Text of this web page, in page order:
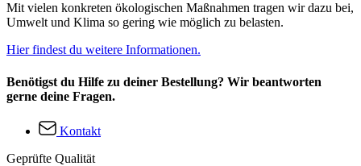
Mit vielen konkreten ökologischen Maßnahmen tragen wir dazu bei,
Umwelt und Klima so gering wie möglich zu belasten.
Hier findest du weitere Informationen.
Benötigst du Hilfe zu deiner Bestellung? Wir beantworten
gerne deine Fragen.
Kontakt
Geprüfte Qualität